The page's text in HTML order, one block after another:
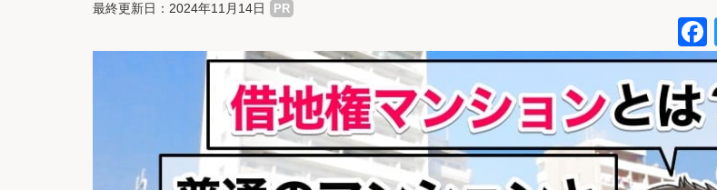
最終更新日：2024年11月14日 PR